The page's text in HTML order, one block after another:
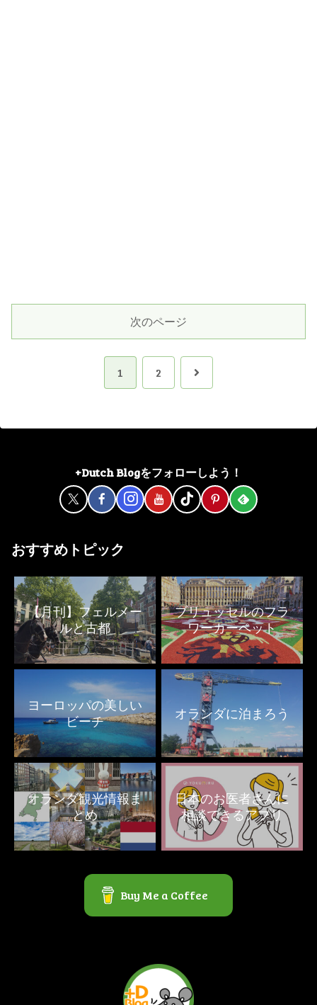
次のページ
1 2 次
+Dutch Blogをフォローしよう！
おすすめトピック
【月刊】フェルメー
ルと古都
ブリュッセルのフラ
ワーカーペット
ヨーロッパの美しい
ビーチ
オランダに泊まろう
オランダ観光情報ま
とめ
日本のお医者さんに
相談できるアプリ
Buy Me a Coffee